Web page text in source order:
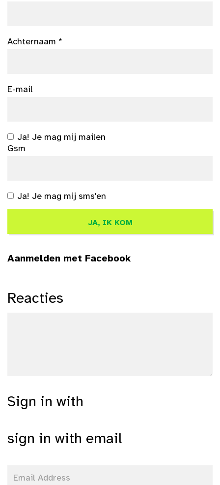
Achternaam *
E-mail
Ja! Je mag mij mailen
Gsm
Ja! Je mag mij sms'en
Aanmelden met Facebook
Reacties
Sign in with
sign in with email